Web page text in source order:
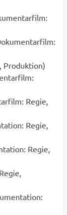
Produktion)
Regie,
Regie,
Regie,